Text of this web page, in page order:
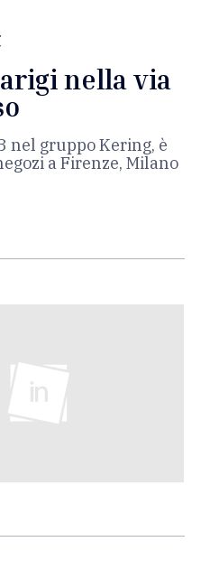
nella via
nel gruppo Kering, è
a Firenze, Milano